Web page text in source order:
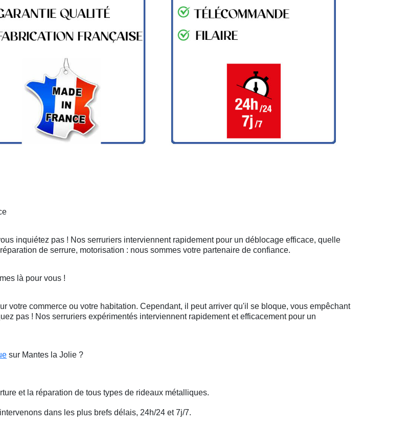
inquiétez pas ! Nos serruriers interviennent rapidement pour un déblocage efficace, quelle
de serrure, motorisation : nous sommes votre partenaire de confiance.
là pour vous !
votre commerce ou votre habitation. Cependant, il peut arriver qu'il se bloque, vous empêchant
pas ! Nos serruriers expérimentés interviennent rapidement et efficacement pour un
sur Mantes la Jolie ?
et la réparation de tous types de rideaux métalliques.
dans les plus brefs délais, 24h/24 et 7j/7.